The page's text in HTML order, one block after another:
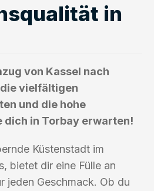
in
von Kassel nach
vielfältigen
und die hohe
dich in Torbay erwarten!
Küstenstadt im
bietet dir eine Fülle an
jeden Geschmack. Ob du